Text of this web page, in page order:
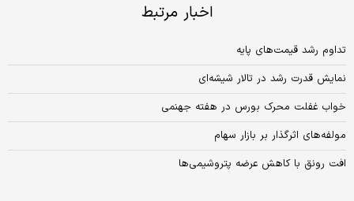
اخبار مرتبط
تداوم رشد قیمت‌های پایه
نمایش قدرت رشد در تالار شیشه‌ای
خواب غفلت محرک بورس در هفته جهنمی
مولفه‌‌‌های اثر‌‌‌گذار بر بازار سهام
افت رونق با کاهش عرضه پتروشیمی‌ها